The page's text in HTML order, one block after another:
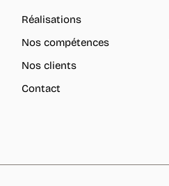
Réalisations
Nos compétences
Nos clients
Contact